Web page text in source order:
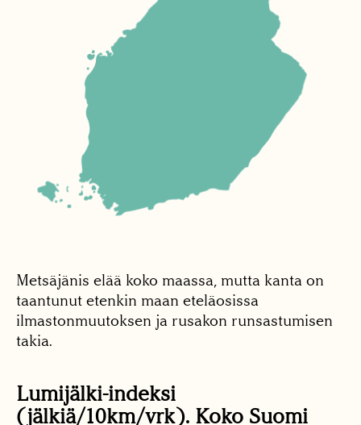
Metsäjänis elää koko maassa, mutta kanta on
taantunut etenkin maan eteläosissa
ilmastonmuutoksen ja rusakon runsastumisen
takia.
Lumijälki-indeksi
(jälkiä/10km/vrk). Koko Suomi